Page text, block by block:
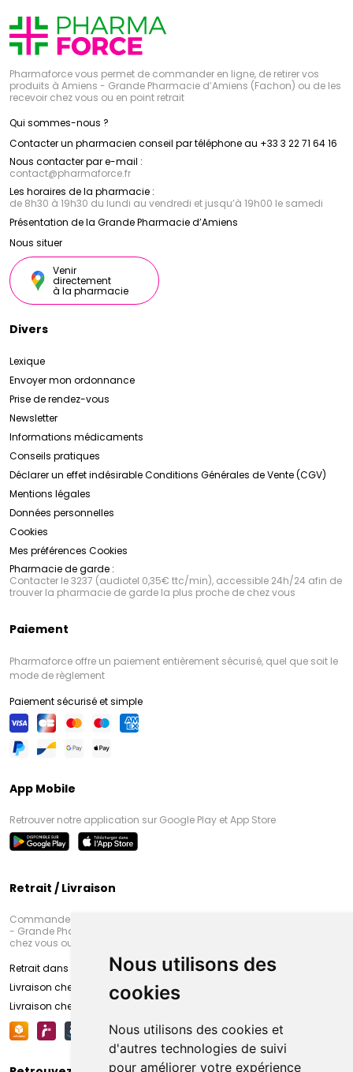
Nous utilisons des
cookies
Nous utilisons des cookies et
d'autres technologies de suivi
pour améliorer votre expérience
Pharmaforce vous permet de commander en ligne, de retirer vos
produits à Amiens - Grande Pharmacie d’Amiens (Fachon) ou de les
recevoir chez vous ou en point retrait
Qui sommes-nous ?
Contacter un pharmacien conseil par téléphone au +33 3 22 71 64 16
Nous contacter par e-mail :
contact@pharmaforce.fr
Les horaires de la pharmacie :
de 8h30 à 19h30 du lundi au vendredi et jusqu’à 19h00 le samedi
Présentation de la Grande Pharmacie d’Amiens
Nous situer
Venir
directement
à la pharmacie
Divers
Lexique
Envoyer mon ordonnance
Prise de rendez-vous
Newsletter
Informations médicaments
Conseils pratiques
Déclarer un effet indésirableConditions Générales de Vente (CGV)
Mentions légales
Données personnelles
Cookies
Mes préférences Cookies
Pharmacie de garde :
Contacter le 3237 (audiotel 0,35€ ttc/min), accessible 24h/24 afin de
trouver la pharmacie de garde la plus proche de chez vous
Paiement
Pharmaforce offre un paiement entièrement sécurisé, quel que soit le
mode de règlement
Paiement sécurisé et simple
App Mobile
Retrouver notre application sur Google Play et App Store
Retrait / Livraison
Commandez en ligne et venez chercher votre commande à Amiens
- Grande Pharmacie d’Amiens (Fachon) ou recevez-là rapidement
chez vous ou en point retrait
Retrait dans la pharmacie d’Amiens
Livraison chez vous
Livraison chez votre commerçant